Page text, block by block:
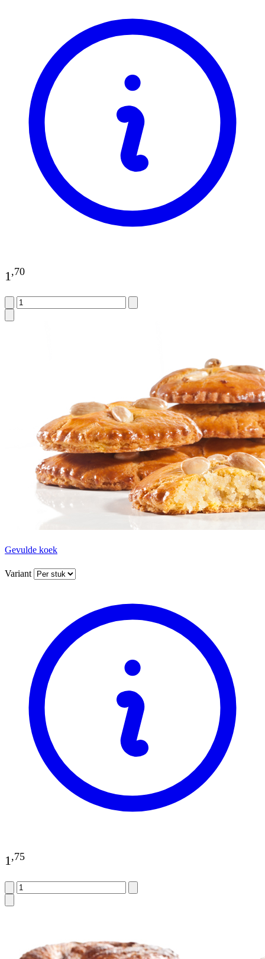
1 ,70
Gevulde koek
Variant
1,75